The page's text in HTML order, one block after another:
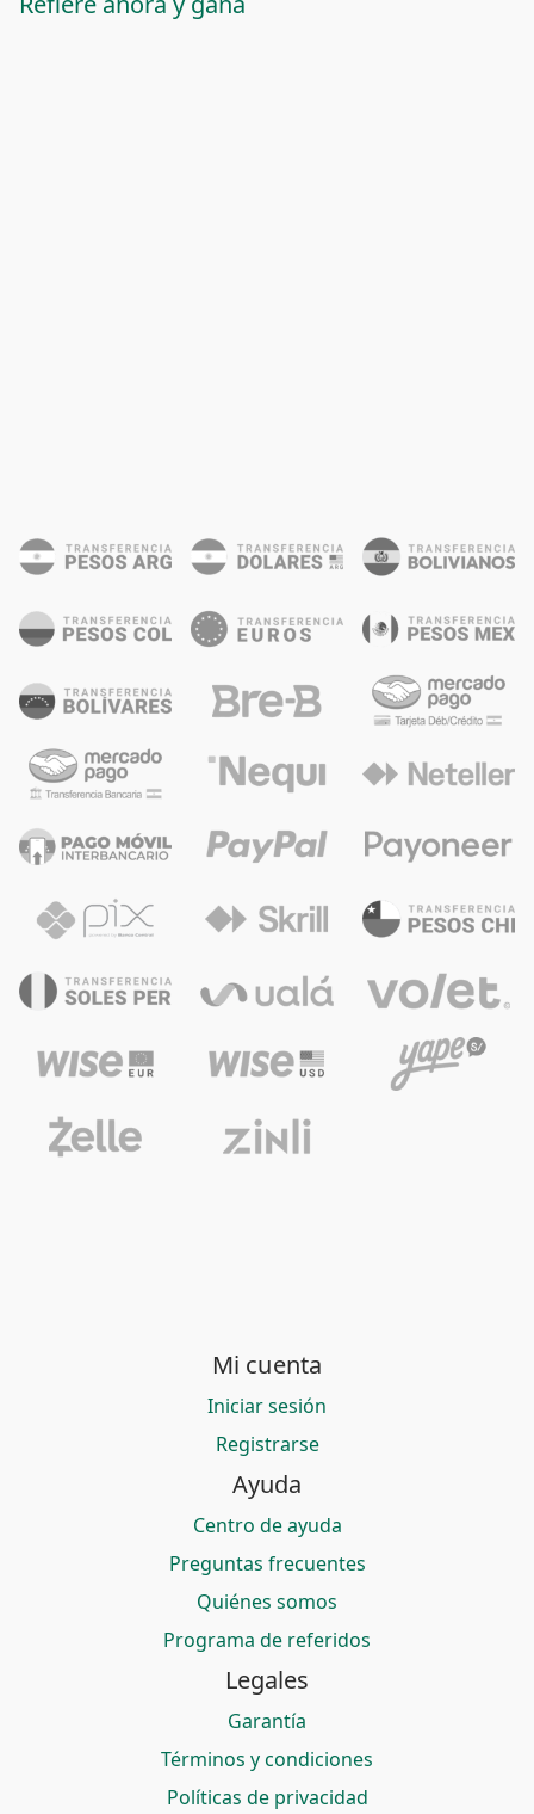
Mi cuenta
Iniciar sesión
Registrarse
Ayuda
Centro de ayuda
Preguntas frecuentes
Quiénes somos
Programa de referidos
Legales
Garantía
Términos y condiciones
Políticas de privacidad